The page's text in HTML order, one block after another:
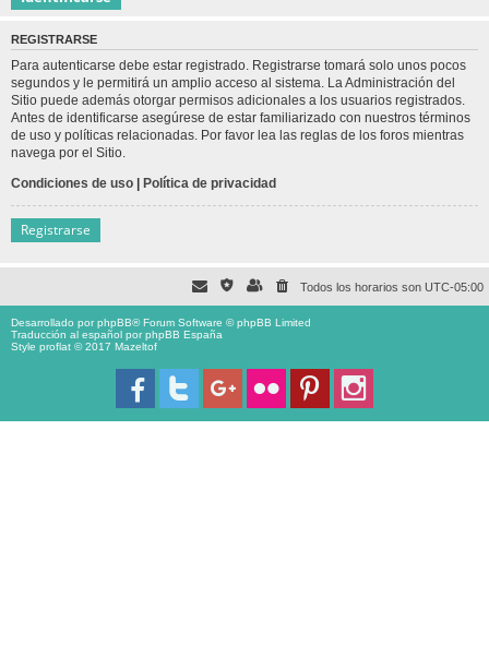
REGISTRARSE
Para autenticarse debe estar registrado. Registrarse tomará solo unos pocos
segundos y le permitirá un amplio acceso al sistema. La Administración del
Sitio puede además otorgar permisos adicionales a los usuarios registrados.
Antes de identificarse asegúrese de estar familiarizado con nuestros términos
de uso y políticas relacionadas. Por favor lea las reglas de los foros mientras
navega por el Sitio.
Condiciones de uso | Política de privacidad
Registrarse
Todos los horarios son UTC-05:00
Desarrollado porphpBB® Forum Software © phpBB Limited
Traducción al español porphpBB España
Style proflat © 2017 Mazeltof